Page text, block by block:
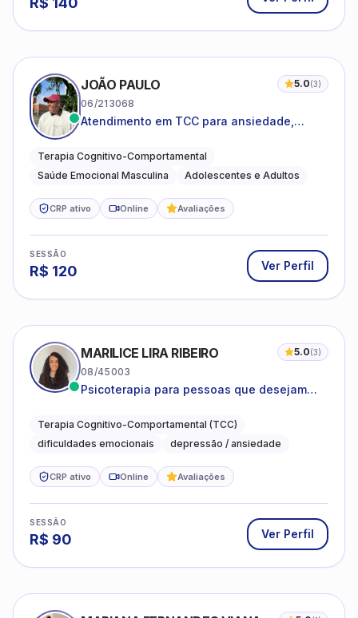
JOÃO PAULO 5.0(3)
06/213068
Atendimento em TCC para ansiedade,
emocional
Terapia Cognitivo-Comportamental
Saúde Emocional Masculina
Adolescentes e Adultos
CRP ativo Online Avaliações
SESSÃO
R$ 120 Ver Perfil
MARILICE LIRA RIBEIRO 5.0(3)
08/45003
Psicoterapia para pessoas que desejam
dificuldades do dia a dia
Terapia Cognitivo-Comportamental (TCC)
dificuldades emocionais
depressão / ansiedade
CRP ativo Online Avaliações
SESSÃO
R$ 90 Ver Perfil